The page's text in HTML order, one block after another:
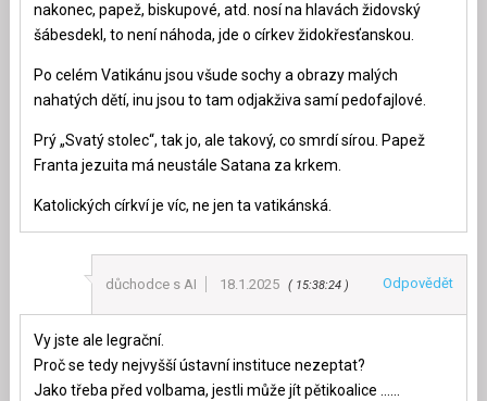
nakonec, papež, biskupové, atd. nosí na hlavách židovský
šábesdekl, to není náhoda, jde o církev židokřesťanskou.
Po celém Vatikánu jsou všude sochy a obrazy malých
nahatých dětí, inu jsou to tam odjakživa samí pedofajlové.
Prý „Svatý stolec“, tak jo, ale takový, co smrdí sírou. Papež
Franta jezuita má neustále Satana za krkem.
Katolických církví je víc, ne jen ta vatikánská.
důchodce s AI 18.1.2025 15:38:24 Odpovědět
Vy jste ale legrační.
Proč se tedy nejvyšší ústavní instituce nezeptat?
Jako třeba před volbama, jestli může jít pětikoalice ……